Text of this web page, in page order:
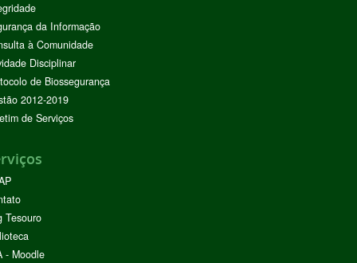
da Informação
à Comunidade
Disciplinar
de Biossegurança
2012-2019
de Serviços
Tesouro
- Moodle